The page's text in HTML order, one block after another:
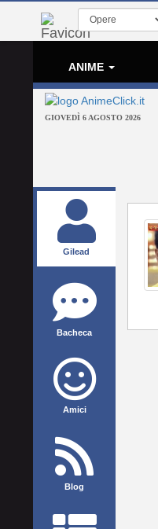
ANIME
GIOVEDÌ 6 AGOSTO 2026
Gilead
Bacheca
Amici
Blog